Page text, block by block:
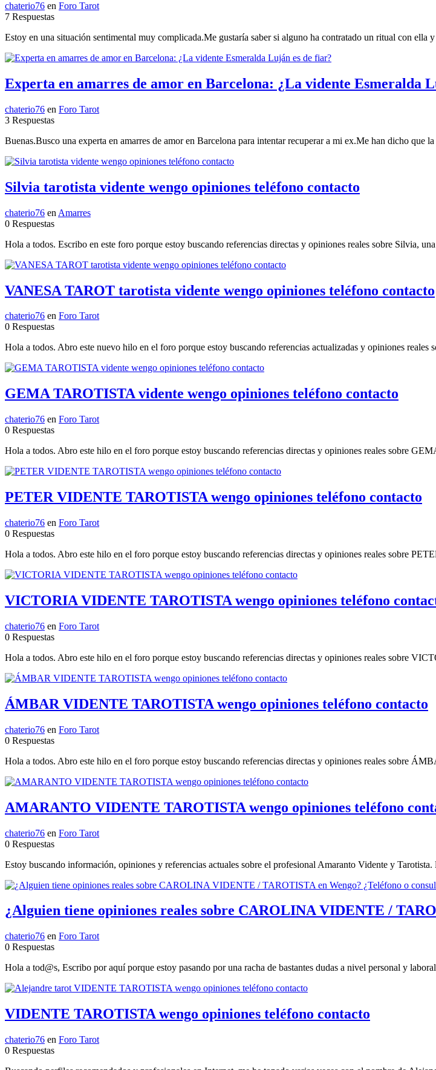
chaterio76 en Foro Tarot
7 Respuestas
Estoy en una situación sentimental muy complicada.Me gustaría saber si alguno ha contratado un ritual con ella
Experta en amarres de amor en Barcelona: ¿La vidente Esmeralda
chaterio76 en Foro Tarot
3 Respuestas
Buenas.Busco una experta en amarres de amor en Barcelona para intentar recuperar a mi ex.Me han dicho que
Silvia tarotista vidente wengo opiniones teléfono contacto
chaterio76 en Amarres
0 Respuestas
Hola a todos. Escribo en este foro porque estoy buscando referencias directas y opiniones reales sobre Silvia,
VANESA TAROT tarotista vidente wengo opiniones teléfono contacto
chaterio76 en Foro Tarot
0 Respuestas
Hola a todos. Abro este nuevo hilo en el foro porque estoy buscando referencias actualizadas y opiniones
GEMA TAROTISTA vidente wengo opiniones teléfono contacto
chaterio76 en Foro Tarot
0 Respuestas
Hola a todos. Abro este hilo en el foro porque estoy buscando referencias directas y opiniones reales sobre
PETER VIDENTE TAROTISTA wengo opiniones teléfono contacto
chaterio76 en Foro Tarot
0 Respuestas
Hola a todos. Abro este hilo en el foro porque estoy buscando referencias directas y opiniones reales sobre
VICTORIA VIDENTE TAROTISTA wengo opiniones teléfono
chaterio76 en Foro Tarot
0 Respuestas
Hola a todos. Abro este hilo en el foro porque estoy buscando referencias directas y opiniones reales sobre
ÁMBAR VIDENTE TAROTISTA wengo opiniones teléfono contacto
chaterio76 en Foro Tarot
0 Respuestas
Hola a todos. Abro este hilo en el foro porque estoy buscando referencias directas y opiniones reales sobre
AMARANTO VIDENTE TAROTISTA wengo opiniones teléfono
chaterio76 en Foro Tarot
0 Respuestas
Estoy buscando información, opiniones y referencias actuales sobre el profesional Amaranto Vidente y
¿Alguien tiene opiniones reales sobre CAROLINA VIDENTE /
chaterio76 en Foro Tarot
0 Respuestas
Hola a tod@s, Escribo por aquí porque estoy pasando por una racha de bastantes dudas a nivel personal y
VIDENTE TAROTISTA wengo opiniones teléfono contacto
chaterio76 en Foro Tarot
0 Respuestas